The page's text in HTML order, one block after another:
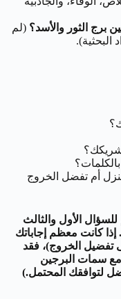
برج الثور والأسد؟ (لم
البحثية).
شريكك؟
أم تفضل الخروج
الأول والثالث
كانت معظم إجاباتك
تفضيل الخروج)، فقد
سمات البرجين
لتوافقك المحتمل.)